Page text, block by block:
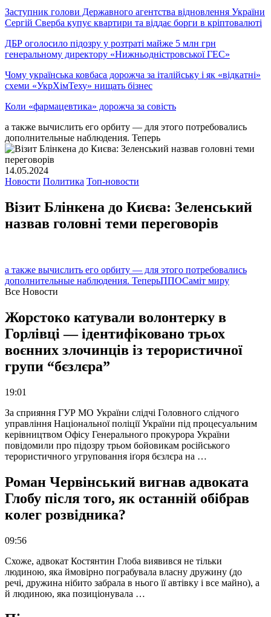
Заступник голови Державного агентства відновлення України
Сергій Сверба купує квартири та віддає борги в кріптовалюті
ДБР оголосило підозру у розтраті майже 5 млн грн
генеральному директору «Нижньодністровської ГЕС»
Чому українська ковбаса дорожча за італійську і як «відкатні»
схеми «УкрХімТеху» нищать бізнес
Коли «фармацевтика» дорожча за совість
а также вычислить его орбиту — для этого потребовались
дополнительные наблюдения. Теперь
14.05.2024
Новости Политика Топ-новости
Візит Блінкена до Києва: Зеленський
назвав головні теми переговорів
а также вычислить его орбиту — для этого потребовались
дополнительные наблюдения. ТеперьППОСаміт миру
Все Новости
Жорстоко катували волонтерку в
Горлівці — ідентифіковано трьох
воєнних злочинців із терористичної
групи “бєзлєра”
19:01
За сприяння ГУР МО України слідчі Головного слідчого
управління Національної поліції України під процесуальним
керівництвом Офісу Генерального прокурора України
повідомили про підозру трьом бойовикам російського
терористичного угруповання іґоря бєзлєра на …
Роман Червінський вигнав адвоката
Глобу після того, як останній обібрав
колег розвідника?
09:56
Схоже, адвокат Костянтин Глоба виявився не тільки
людиною, яка ймовірно пограбувала власну дружину (до
речі, дружина нібито забрала в нього її автівку і все майно), а
й людиною, яка позиціонувала …